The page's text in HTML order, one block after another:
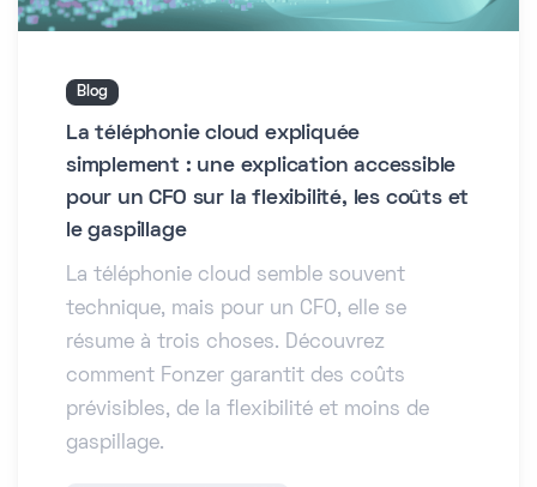
Blog
La téléphonie cloud expliquée
simplement : une explication accessible
pour un CFO sur la flexibilité, les coûts et
le gaspillage
La téléphonie cloud semble souvent
technique, mais pour un CFO, elle se
résume à trois choses. Découvrez
comment Fonzer garantit des coûts
prévisibles, de la flexibilité et moins de
gaspillage.